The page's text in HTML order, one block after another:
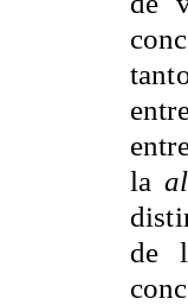
la
de